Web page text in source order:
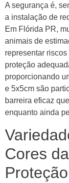
A segurança é,
a instalação de
Em Flórida PR,
animais de
representar
proteção
proporcionando
e 5x5cm são
barreira eficaz
enquanto ainda
Cores
Proteção